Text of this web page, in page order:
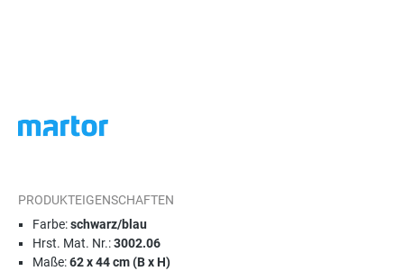
PRODUKTEIGENSCHAFTEN
Farbe:schwarz/blau
Hrst. Mat. Nr.:3002.06
Maße:62 x 44 cm (B x H)